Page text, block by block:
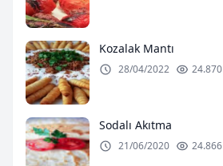
Kozalak Mantı
28/04/2022 24.870
Sodalı Akıtma
21/06/2020 24.866